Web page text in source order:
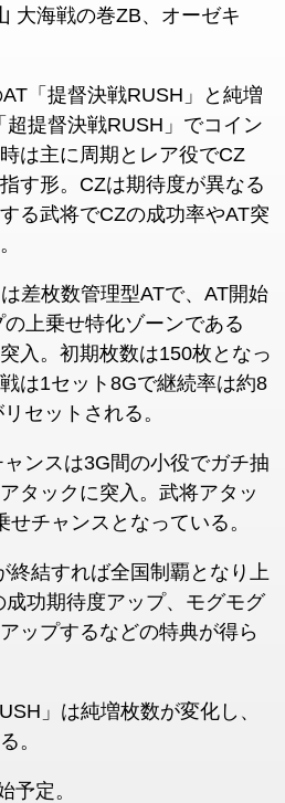
大海戦の巻ZB、オーゼキ
「提督決戦RUSH」と純増
提督決戦RUSH」でコイン
は主に周期とレア役でCZ
す形。CZは期待度が異なる
る武将でCZの成功率やAT突
差枚数管理型ATで、AT開始
上乗せ特化ゾーンである
入。初期枚数は150枚となっ
は1セット8Gで継続率は約8
セットされる。
ンスは3G間の小役でガチ抽
タックに突入。武将アタッ
チャンスとなっている。
終結すれば全国制覇となり上
功期待度アップ、モグモグ
ップするなどの特典が得ら
」は純増枚数が変化し、
。
予定。